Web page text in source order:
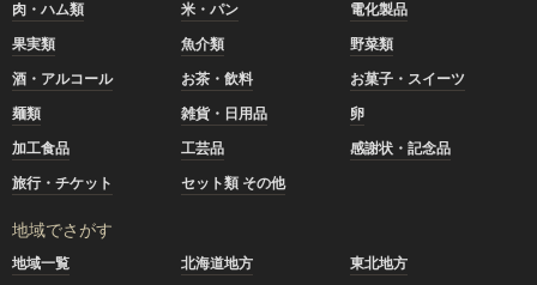
肉・ハム類 米・パン
電化製品
果実類
魚介類
野菜類
酒・アルコール
お茶・飲料
お菓子・スイーツ
麺類
雑貨・日用品
卵
加工食品
工芸品
感謝状・記念品
旅行・チケット
セット類 その他
地域でさがす
地域一覧 北海道地方
東北地方